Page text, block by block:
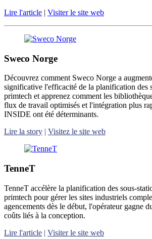
Lire l'article | Visiter le site web
Sweco Norge
Découvrez comment Sweco Norge a
significative l'efficacité de la planification des
primtech et apprenez comment les
flux de travail optimisés et l'intégration plus
INSIDE ont été déterminants.
Lire la story | Visitez le site web
TenneT
TenneT accélère la planification des sous-
primtech pour gérer les sites industriels
agencements dès le début, l'opérateur gagne
coûts liés à la conception.
Lire l'article | Visiter le site web